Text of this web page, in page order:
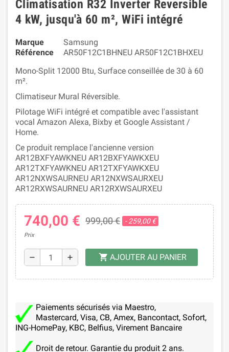
Climatisation R32 Inverter Reversible
4 kW, jusqu'à 60 m², WiFi intégré
Marque
Samsung
Référence
AR50F12C1BHNEU AR50F12C1BHXEU
Mono-Split 12000 Btu, Surface conseillée de 30 à 60
m².
Climatiseur Mural Réversible.
Pilotage WiFi intégré et compatible avec l'assistant
vocal Amazon Alexa, Bixby et Google Assistant /
Home.
Ce produit remplace l'ancienne version
AR12BXFYAWKNEU AR12BXFYAWKXEU
AR12TXFYAWKNEU AR12TXFYAWKXEU
AR12NXWSAURNEU AR12NXWSAURXEU
AR12RXWSAURNEU AR12RXWSAURXEU
740,00 € 999,00 € - 259,00 €
Prix
remove add shopping_cart AJOUTER AU PANIER
Paiements sécurisés via Maestro,
Mastercard, Visa, CB, Amex, Bancontact, Sofort,
ING-HomePay, KBC, Belfius, Virement Bancaire
Droit de retour. Garantie du produit 2 ans.